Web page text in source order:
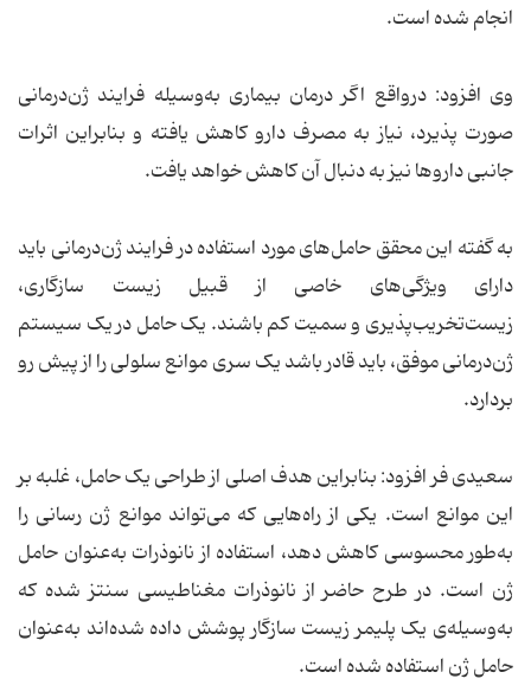
انجام شده است.
وی افزود: درواقع اگر درمان بیماری به‌وسیله‌ فرایند ژن‌درمانی
صورت پذیرد، نیاز به مصرف دارو کاهش یافته و بنابراین اثرات
جانبی داروها نیز به دنبال آن کاهش خواهد یافت.
به گفته‌ این محقق حامل‌های مورد استفاده در فرایند ژن‌درمانی باید
دارای ویژگی‌های خاصی از قبیل زیست سازگاری،
زیست‌تخریب‌پذیری و سمیت کم باشند. یک حامل در یک سیستم
ژن‌درمانی موفق، باید قادر باشد یک سری موانع سلولی را از پیش رو
بردارد.
سعیدی فر افزود: بنابراین هدف اصلی از طراحی یک حامل، غلبه بر
این موانع است. یکی از راه‌هایی که می‌تواند موانع ژن رسانی را
به‌طور محسوسی کاهش دهد، استفاده از نانوذرات به‌عنوان حامل
ژن است. در طرح حاضر از نانوذرات مغناطیسی سنتز شده که
به‌وسیله‌ی یک پلیمر زیست سازگار پوشش داده شده‌اند به‌عنوان
حامل ژن استفاده شده است.